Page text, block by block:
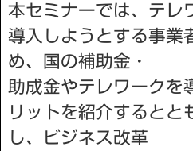
本セミナーでは、テレ
導⼊しようとする事業
め、国の補助⾦・
助成⾦やテレワークを
リットを紹介するとと
し、ビジネス改⾰